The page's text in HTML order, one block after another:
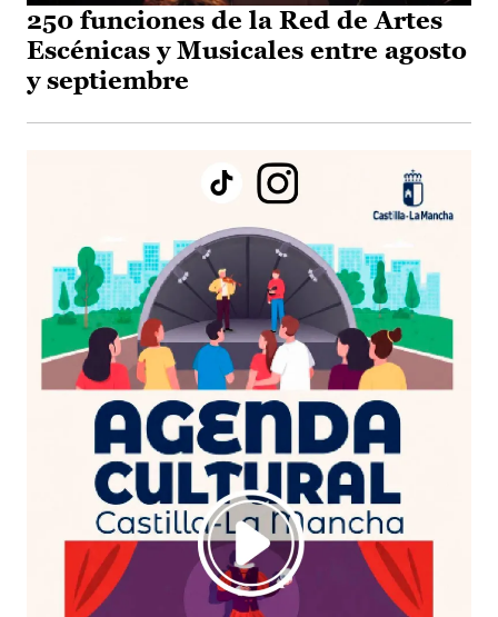
250 funciones de la Red de Artes
Escénicas y Musicales entre agosto
y septiembre